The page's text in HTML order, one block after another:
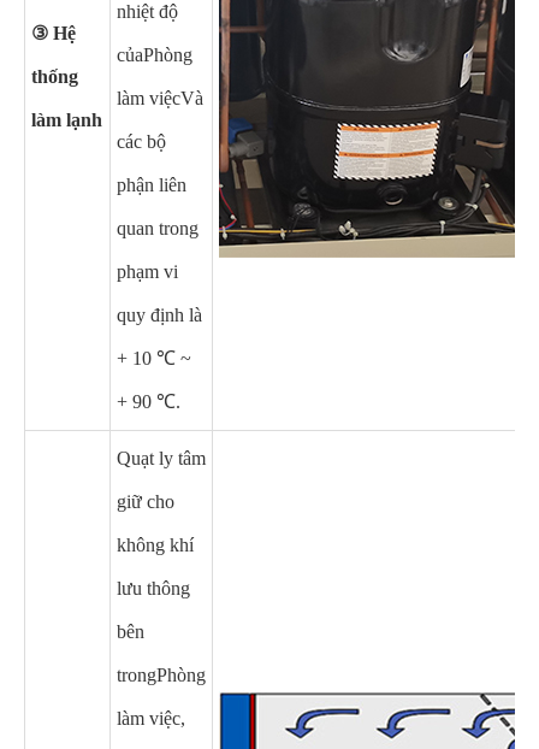
③ Hệ
thống
làm lạnh
nhiệt độ
củaPhòng
làm việcVà
các bộ
phận liên
quan trong
phạm vi
quy định là
+ 10 ℃ ~
+ 90 ℃.
Quạt ly tâm
giữ cho
không khí
lưu thông
bên
trongPhòng
làm việc,